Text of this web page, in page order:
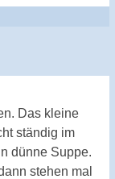
Das kleine
ständig im
dünne Suppe.
stehen mal